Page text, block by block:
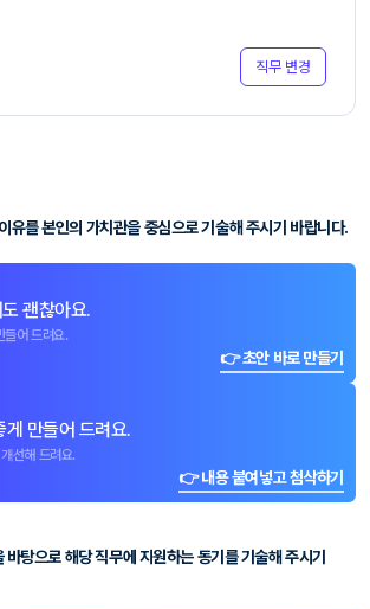
직무 변경
유를 본인의 가치관을 중심으로 기술해 주시기 바랍니다.
괜찮아요.
들어 드려요.
👉 초안 바로 만들기
만들어 드려요.
선해 드려요.
👉 내용 붙여넣고 첨삭하기
탕으로 해당 직무에 지원하는 동기를 기술해 주시기